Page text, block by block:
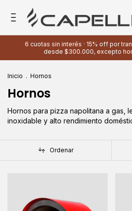
6 cuotas sin interés · 15% off por
desde $300.000, excepto
Inicio . Hornos
Hornos
Hornos para pizza napolitana a gas,
inoxidable y alto rendimiento
Ordenar